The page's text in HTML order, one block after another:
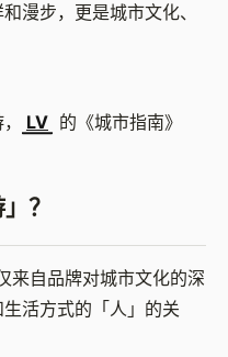
漫步，更是城市文化、
LV 的《城市指南》
？
来自品牌对城市文化的深
活方式的「人」的关